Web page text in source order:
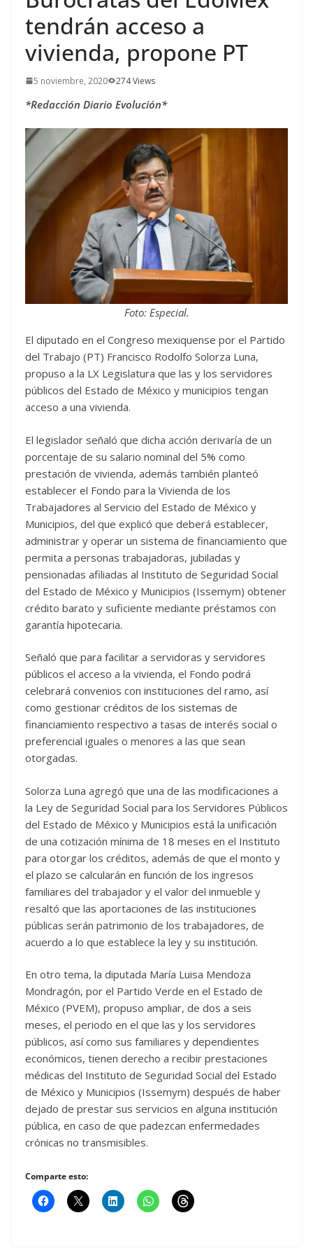
tendrán acceso a
vivienda, propone PT
5 noviembre, 2020 274 Views
*Redacción Diario Evolución*
Foto: Especial.
El diputado en el Congreso mexiquense por el Partido
del Trabajo (PT) Francisco Rodolfo Solorza Luna,
propuso a la LX Legislatura que las y los servidores
públicos del Estado de México y municipios tengan
acceso a una vivienda.
El legislador señaló que dicha acción derivaría de un
porcentaje de su salario nominal del 5% como
prestación de vivienda, además también planteó
establecer el Fondo para la Vivienda de los
Trabajadores al Servicio del Estado de México y
Municipios, del que explicó que deberá establecer,
administrar y operar un sistema de financiamiento que
permita a personas trabajadoras, jubiladas y
pensionadas afiliadas al Instituto de Seguridad Social
del Estado de México y Municipios (Issemym) obtener
crédito barato y suficiente mediante préstamos con
garantía hipotecaria.
Señaló que para facilitar a servidoras y servidores
públicos el acceso a la vivienda, el Fondo podrá
celebrará convenios con instituciones del ramo, así
como gestionar créditos de los sistemas de
financiamiento respectivo a tasas de interés social o
preferencial iguales o menores a las que sean
otorgadas.
Solorza Luna agregó que una de las modificaciones a
la Ley de Seguridad Social para los Servidores Públicos
del Estado de México y Municipios está la unificación
de una cotización mínima de 18 meses en el Instituto
para otorgar los créditos, además de que el monto y
el plazo se calcularán en función de los ingresos
familiares del trabajador y el valor del inmueble y
resaltó que las aportaciones de las instituciones
públicas serán patrimonio de los trabajadores, de
acuerdo a lo que establece la ley y su institución.
En otro tema, la diputada María Luisa Mendoza
Mondragón, por el Partido Verde en el Estado de
México (PVEM), propuso ampliar, de dos a seis
meses, el periodo en el que las y los servidores
públicos, así como sus familiares y dependientes
económicos, tienen derecho a recibir prestaciones
médicas del Instituto de Seguridad Social del Estado
de México y Municipios (Issemym) después de haber
dejado de prestar sus servicios en alguna institución
pública, en caso de que padezcan enfermedades
crónicas no transmisibles.
Comparte esto: